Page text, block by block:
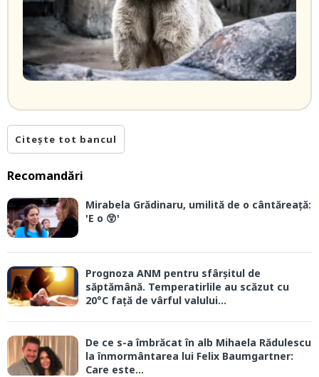
Citește tot bancul
Recomandări
Mirabela Grădinaru, umilită de o cântăreață:
'E o 😲'
Prognoza ANM pentru sfârșitul de
săptămână. Temperatirlile au scăzut cu
20°C față de vârful valului...
De ce s-a îmbrăcat în alb Mihaela Rădulescu
la înmormântarea lui Felix Baumgartner:
Care este...